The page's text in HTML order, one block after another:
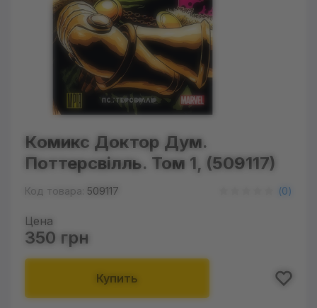
Комикс Доктор Дум.
Поттерсвілль. Том 1, (509117)
Код товара: 509117 (0)
Цена
350 грн
Купить